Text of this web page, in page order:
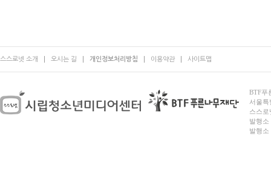
스스로넷 소개 오시는 길 개인정보처리방침 이용약관 사이트맵
BTF푸
서울
스스로
발행소
발행소